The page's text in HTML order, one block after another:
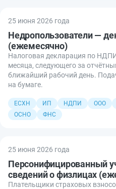
25 июня 2026 года
Недропользователи —
(ежемесячно)
Налоговая декларация по
месяца, следующего за
ближайший рабочий день.
на бумаге.
ЕСХН ИП НДПИ ООО
ОСНО
ФНС
25 июня 2026 года
Персонифицированный
сведений о физлицах
Плательщики страховых